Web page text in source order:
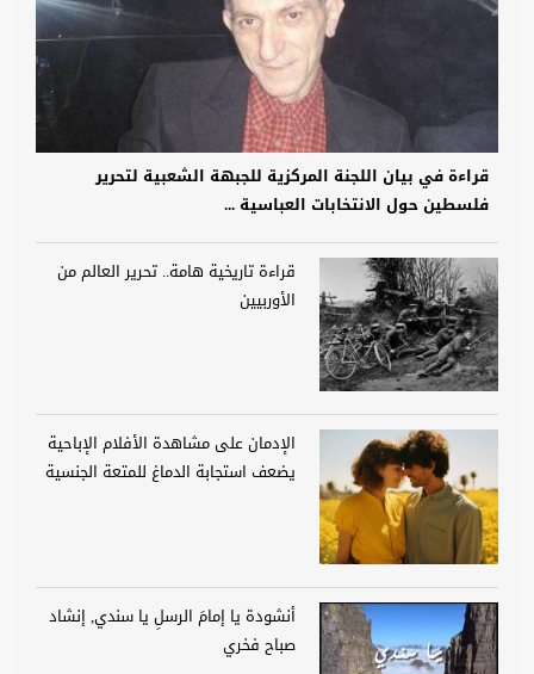
قراءة في بيان اللجنة المركزية للجبهة الشعبية لتحرير
فلسطين حول الانتخابات العباسية ...
قراءة تاريخية هامة.. تحرير العالم من
الأوربيين
الإدمان على مشاهدة الأفلام الإباحية
يضعف استجابة الدماغ للمتعة الجنسية
أنشودة يا إمامَ الرسلِ يا سندي, إنشاد
صباح فخري